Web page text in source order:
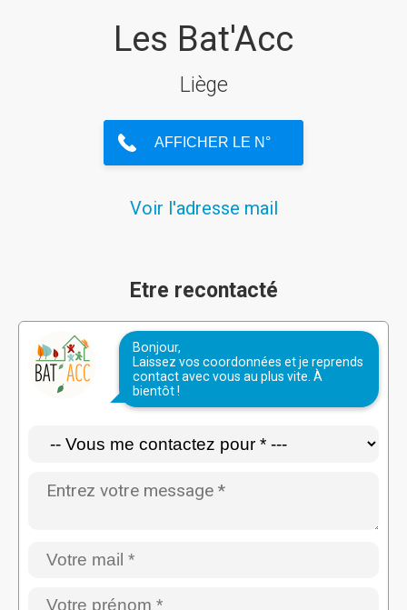
Les Bat'Acc
Liège
Voir l'adresse mail
Etre recontacté
Bonjour,
Laissez vos coordonnées et je reprends
contact avec vous au plus vite. À
bientôt !